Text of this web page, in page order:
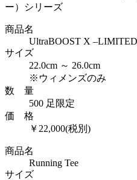
ー）シリーズ
商品名
UltraBOOST X
サイズ
22.0cm ～ 26.0cm
※ウィメンズのみ
数 量
500 足限定
価 格
￥22,000(税別)
商品名
Running Tee
サイズ